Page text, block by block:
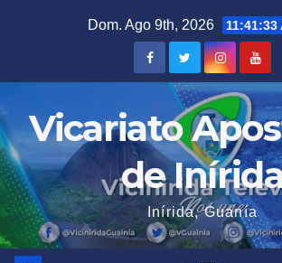
Dom. Ago 9th, 2026 11:41:34
Vicariato
de
Inírida, Guanía